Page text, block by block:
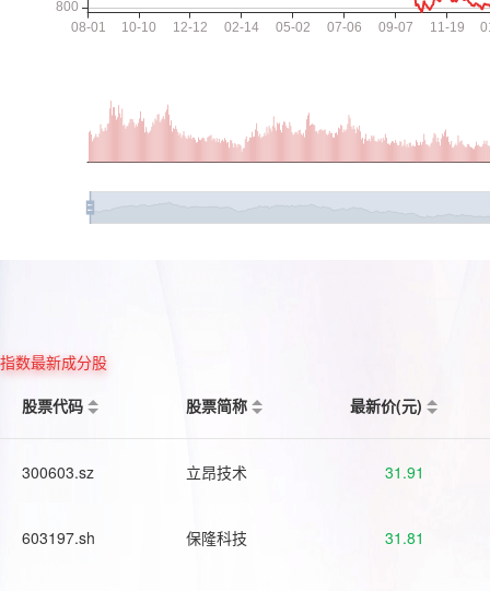
指数最新成分股
股票代码
股票简称 最新价(元)
300603.sz 立昂技术 31.91
603197.sh 保隆科技 31.81